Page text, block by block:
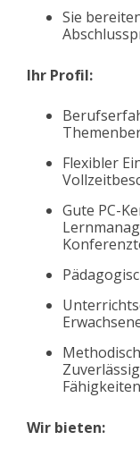
Sie
Ihr Profil:
Flexibler
Gute PC-
Fähigkeiten
Wir bieten: